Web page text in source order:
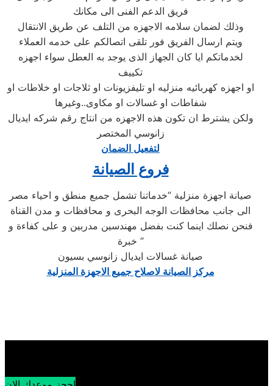
فريق الدعم الفنى الى مكانك
وذلك لضمان سلامه الاجهزه من التلف عن طريق الانتقال
ويتم ارسال الفريق فور تلقى اتصالكم على خدمه العملاء
لخدماتكم ايا كان الجهاز الذى يوجد به العطل سواء اجهزه
تكييف
او اجهزه كهربائيه منزليه او تليفزيونات او ثلاجات او خلاطات او
شفاطات او غسالات او مكاوى..وغيرها
ولكن يشترط ان تكون هذه الاجهزه من انتاج رقم شركه ايديال
زانوسي المختصر
لتفعيل الضمان
فروع الصيانة
صيانة اجهزة منزلية “خدماتنا تشمل جميع منطق و احياء مصر
الى جانب محافظات الوجه البحرى و محافظات و مدن القناة
فنحن نصلك اينما كنت بفضل مهندسين مدربين و على كفاءة و
خبرة “
صيانة غسالات ايديال زانوسي بسيون
مركز الصيانة لاصلاح جميع الاجهزة المنزلية